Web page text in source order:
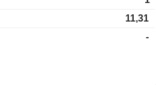
11,31
-